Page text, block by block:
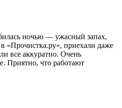
ночью — ужасный запах,
«Прочистка.ру», приехали даже
все аккуратно. Очень
Приятно, что работают